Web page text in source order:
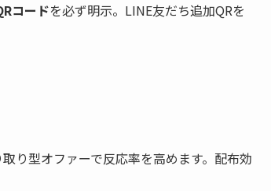
コードを必ず明示。LINE友だち追加QRを
り型オファーで反応率を高めます。配布効